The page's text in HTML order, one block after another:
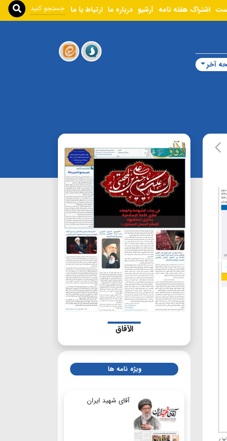
اشتراک هفته نامه آرشیو درباره ما ارتباط با ما
آخر
الآفاق
ویژه نامه ها
آقای شهید ایران